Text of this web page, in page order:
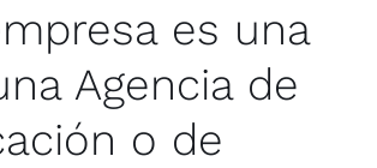
es una
Agencia de
o de